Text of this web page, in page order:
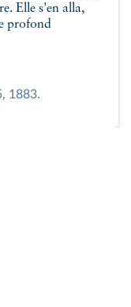
Elle s'en alla,
profond
1883.